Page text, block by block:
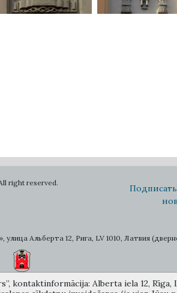
right reserved.
Альберта 12, Рига, LV 1010, Латвия
kontaktinformācija: Alberta iela 12, Rīga,